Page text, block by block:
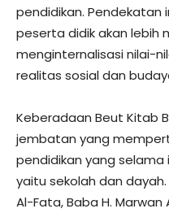
pendidikan. Pendekatan
peserta didik akan lebih
menginternalisasi nilai-
realitas sosial dan
Keberadaan Beut Kitab
jembatan yang
pendidikan yang
yaitu sekolah dan dayah.
Al-Fata, Baba H.